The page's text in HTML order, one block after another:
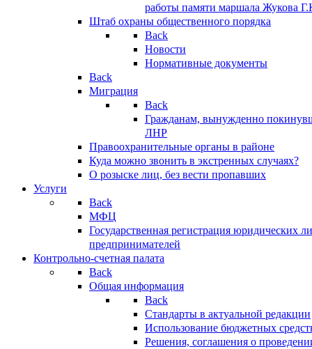
работы памяти маршала Жукова
Штаб охраны общественного порядка
Back
Новости
Нормативные документы
Back
Миграция
Back
Гражданам, вынужденно
ЛНР
Правоохранительные органы в районе
Куда можно звонить в экстренных случаях?
О розыске лиц, без вести пропавших
Услуги
Back
МФЦ
Государственная регистрация юридических
предпринимателей
Контрольно-счетная палата
Back
Общая информация
Back
Стандарты в актуальной редакции
Использование бюджетных
Решения, соглашения о